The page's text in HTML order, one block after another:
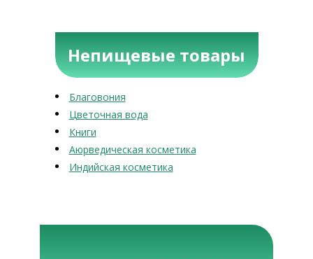
Непищевые товары
Благовония
Цветочная вода
Книги
Аюрведическая косметика
Индийская косметика